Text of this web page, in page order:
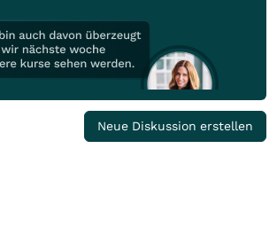
Neue Diskussion erstellen